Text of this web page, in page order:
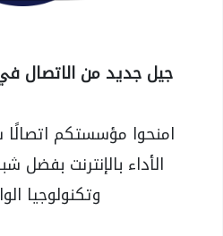
جيل جديد من الاتصال
امنحوا مؤسستكم اتصالًا
الأداء بالإنترنت بفضل
وتكنولوجيا